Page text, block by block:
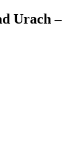
Urach –